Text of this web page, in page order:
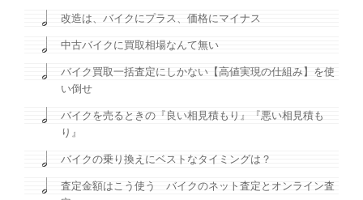
改造は、バイクにプラス、価格にマイナス
中古バイクに買取相場なんて無い
バイク買取一括査定にしかない【高値実現の仕組み】を使
い倒せ
バイクを売るときの『良い相見積もり』『悪い相見積も
り』
バイクの乗り換えにベストなタイミングは？
査定金額はこう使う バイクのネット査定とオンライン査